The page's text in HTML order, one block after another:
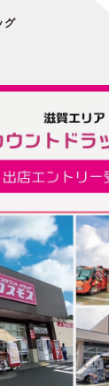
グ